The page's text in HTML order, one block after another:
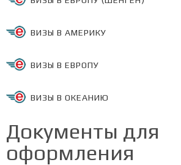
ВИЗЫ В АМЕРИКУ
ВИЗЫ В ЕВРОПУ
ВИЗЫ В ОКЕАНИЮ
Документы для
оформления